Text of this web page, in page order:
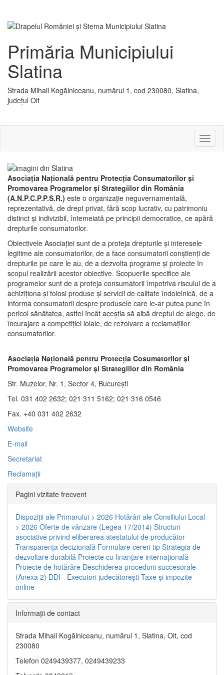
Primăria Municipiului
Slatina
Strada Mihail Kogălniceanu, numărul 1, cod 230080, Slatina,
județul Olt
sau
Asociaţia Naţională pentru Protecţia Consumatorilor şi
Promovarea Programelor şi Strategiilor din România
(A.N.P.C.P.P.S.R.) este o organizaţie neguvernamentală,
reprezentativă, de drept privat, fără scop lucrativ, cu patrimoniu
distinct şi indivizibil, întemeiată pe principii democratice, ce apără
drepturile consumatorilor.
Obiectivele Asociaţiei sunt de a proteja drepturile şi interesele
legitime ale consumatorilor, de a face consumatorii conştienţi de
drepturile pe care le au, de a dezvolta programe şi proiecte în
scopul realizării acestor obiective. Scopuerile specifice ale
programelor sunt de a proteja consumatorii împotriva riscului de a
achiziţiona şi folosi produse şi servicii de calitate îndoielnică, de a
informa consumatorii despre produsele care le-ar putea pune în
pericol sănătatea, astfel încât aceştia să aibă dreptul de alege, de
încurajare a competiţiei loiale, de rezolvare a reclamaţiilor
consumatorilor.
Asociaţia Naţională pentru Protecţia Cosumatorilor şi
Promovarea Programelor şi Strategiilor din România
Str. Muzelor, Nr. 1, Sector 4, Bucureşti
Tel. 031 402 2632; 021 311 5162; 021 316 0546
Fax. +40 031 402 2632
Website
E-mail
Secretariat
Reclamaţii
Pagini vizitate frecvent
Dispoziţii ale Primarului > 2026 Hotărâri ale Consiliului Local
> 2026 Oferte de vânzare (Legea 17/2014) Structuri
asociative privind eliberarea atestatului de producător
Transparenţa decizională Formulare cereri tip Strategia de
dezvoltare durabilă Proiecte cu finanţare internaţională
Proiecte de hotărâre Deschiderea procedurii succesorale
(Anexa 2) DDI - Executori judecătorești Taxe şi impozite
online
Informaţii de contact
Strada Mihail Kogălniceanu, numărul 1, Slatina, Olt, cod
230080
Telefon 0249439377, 0249439233